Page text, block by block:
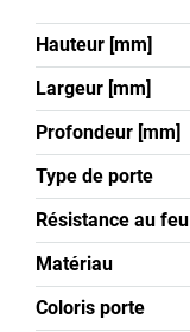
Hauteur [mm]
Largeur [mm]
Profondeur [mm]
Type de porte
Résistance au feu
Matériau
Coloris porte